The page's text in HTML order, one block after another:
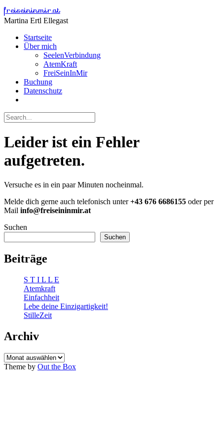
Skip
to
content
freiseininmir.at
Martina Ertl Ellegast
Startseite
Über mich
SeelenVerbindung
AtemKraft
FreiSeinInMir
Buchung
Datenschutz
Leider ist ein Fehler
aufgetreten.
Versuche es in ein paar Minuten nocheinmal.
Melde dich gerne auch telefonisch unter+43 676 6686155 oder per
Mail info@freiseininmir.at
Suchen
Suchen
Beiträge
S T I L L E
Atemkraft
Einfachheit
Lebe deine Einzigartigkeit!
StilleZeit
Archiv
Archiv
Theme by Out the Box